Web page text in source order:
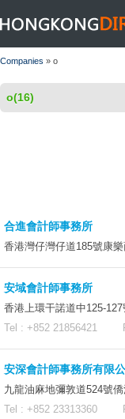
HONGKONGDIR
Companies » o
o(16)
合進會計師事務所
香港灣仔灣仔道185號康
安域會計師事務所
香港上環干諾道中125-
Tel : +852 21856421
安深會計師事務所有限
九龍油麻地彌敦道524號
Tel : +852 23313360